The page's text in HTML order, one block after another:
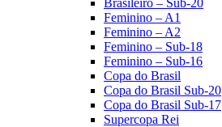
Feminino – A1
Feminino – A2
Feminino – Sub-18
Feminino – Sub-16
Copa do Brasil
Copa do Brasil Sub-20
Copa do Brasil Sub-17
Supercopa Rei